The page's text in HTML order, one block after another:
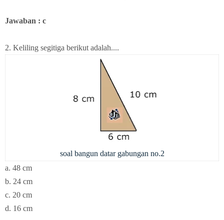
Jawaban : c
2. Keliling segitiga berikut adalah....
soal bangun datar gabungan no.2
a. 48 cm
b. 24 cm
c. 20 cm
d. 16 cm